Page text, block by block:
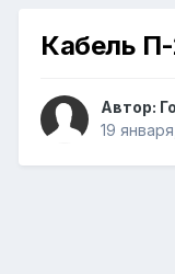
Кабель
Автор:
19